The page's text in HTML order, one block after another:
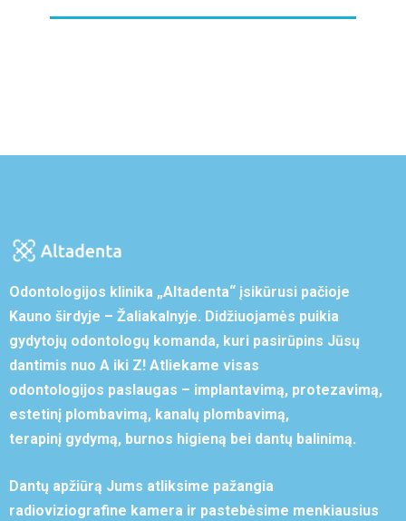
Odontologijos klinika „Altadenta“ įsikūrusi pačioje
Kauno širdyje – Žaliakalnyje. Didžiuojamės puikia
gydytojų odontologų komanda, kuri pasirūpins Jūsų
dantimis nuo A iki Z! Atliekame visas
odontologijos paslaugas – implantavimą, protezavimą,
estetinį plombavimą, kanalų plombavimą,
terapinį gydymą, burnos higieną bei dantų balinimą.
Dantų apžiūrą Jums atliksime pažangia
radioviziografine kamera ir pastebėsime menkiausius